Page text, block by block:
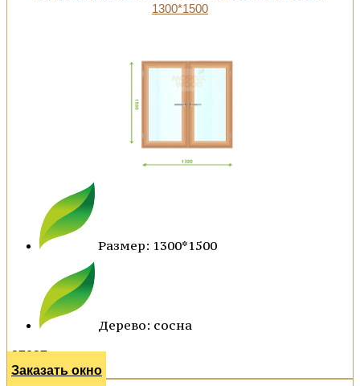
1300*1500
Размер: 1300*1500
Дерево: сосна
27027 р.
Заказать окно